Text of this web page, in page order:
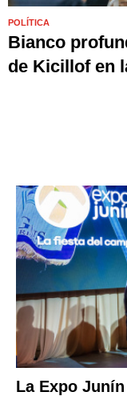
POLÍTICA
Bianco
de Kicillof en
La Expo